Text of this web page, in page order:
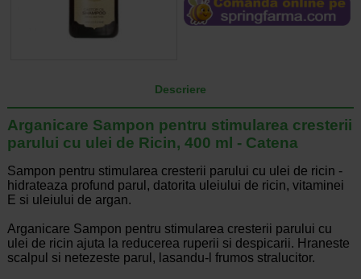
Descriere
Arganicare Sampon pentru stimularea cresterii
parului cu ulei de Ricin, 400 ml - Catena
Sampon pentru stimularea cresterii parului cu ulei de ricin -
hidrateaza profund parul, datorita uleiului de ricin, vitaminei
E si uleiului de argan.
Arganicare Sampon pentru stimularea cresterii parului cu
ulei de ricin ajuta la reducerea ruperii si despicarii. Hraneste
scalpul si netezeste parul, lasandu-l frumos stralucitor.